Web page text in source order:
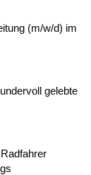
(m/w/d) im
gelebte